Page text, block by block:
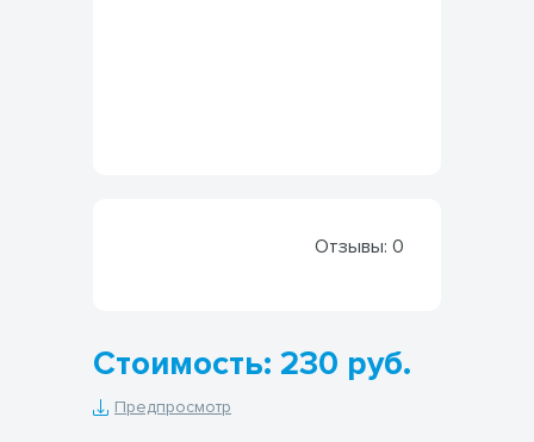
Отзывы: 0
Стоимость: 230 руб.
Предпросмотр